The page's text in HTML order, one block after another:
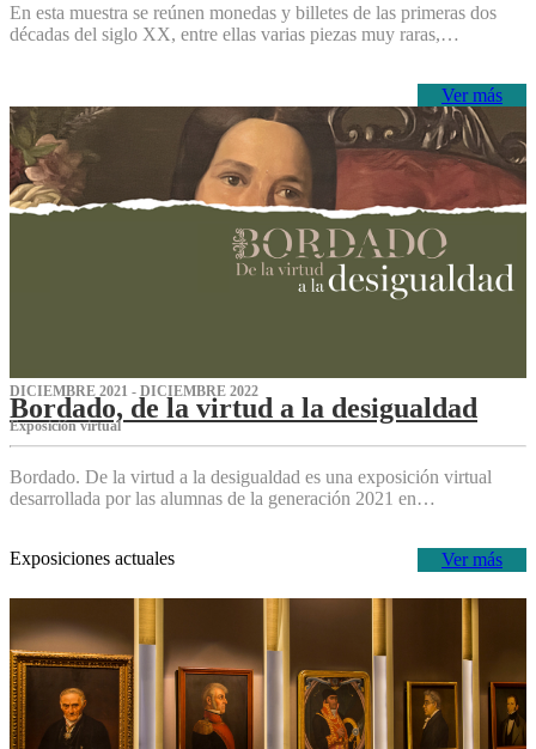
En esta muestra se reúnen monedas y billetes de las primeras dos
décadas del siglo XX, entre ellas varias piezas muy raras,…
Ver más
DICIEMBRE 2021 - DICIEMBRE 2022
Bordado, de la virtud a la desigualdad
Exposición virtual‌
Bordado. De la virtud a la desigualdad es una exposición virtual
desarrollada por las alumnas de la generación 2021 en…
Ver más
Exposiciones actuales